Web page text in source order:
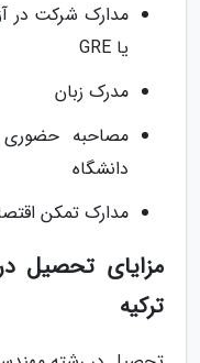
یا GRE
مدرک زبان
مصاحبه
دانشگاه
مدارک تمکن
مزایای تحصیل
ترکیه